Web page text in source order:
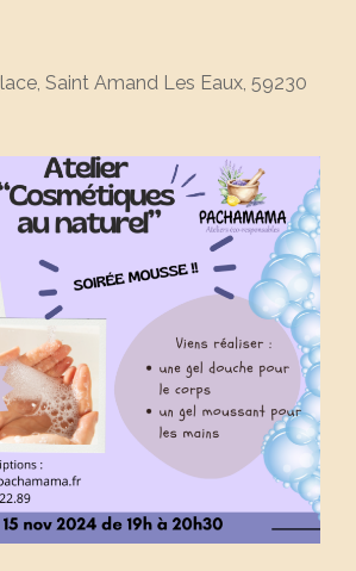
Saint Amand Les Eaux, 59230